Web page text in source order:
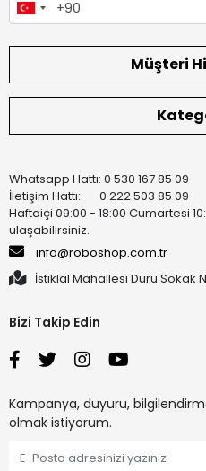
Müşteri
Whatsapp Hattı: 0 530 167 85 09
İletişim Hattı: 0 222 503 85 09
Haftaiçi 09:00 - 18:00 Cumartesi
ulaşabilirsiniz.
info@roboshop.com.tr
İstiklal Mahallesi Duru Sokak
Bizi Takip Edin
Kampanya, duyuru,
olmak istiyorum.